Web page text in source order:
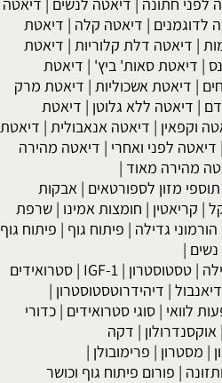
לדוגמנים | דיאטה קלה | דיאטת
| דיאטה דלת קלוריות | דיאטת
| דיאטת סאות' ביץ' | דיאטת
| דיאטת אשכוליות | דיאטת מרק
| דיאטה ללא גלוטן | דיאטת
וקפאין | דיאטה אנאבולית | דיאטת
| דיאטה לפני ואחרי | דיאטה מהירה
מהירה מאוד |
תוספי מזון לספורטאים | אבקות
| קריאטין | חומצות אמינו |שרפת
גדילה | פיתוח גוף | פיתוח גוף
נשים |
|טסטוסטרון |
IGF-1
|סטרואידים
דיאנבול | דיהידרוטסטוסטרון |
לוואי | סוגי סטרואידים | כדורי
| אוקסנדרולון | דקה
| מסטרון | פרימובולן |
| פורום פיתוח גוף וכושר